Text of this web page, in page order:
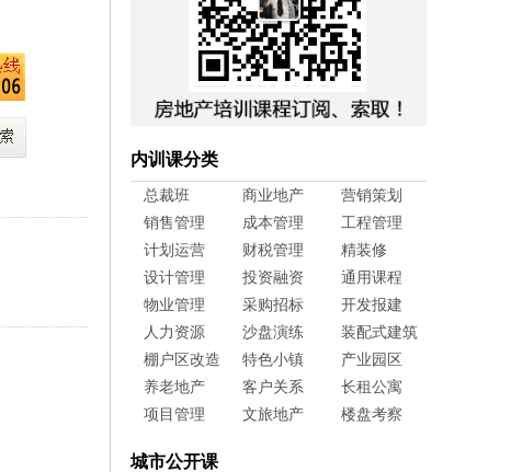
内训课分类
总裁班 商业地产
营销策划
销售管理
成本管理
工程管理
计划运营
财税管理
精装修
设计管理
投资融资
通用课程
物业管理
采购招标
开发报建
人力资源
沙盘演练
装配式建筑
棚户区改造
特色小镇
产业园区
养老地产
客户关系
长租公寓
项目管理
文旅地产 楼盘考察
城市公开课